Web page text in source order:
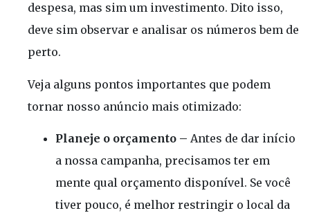
despesa, mas sim um investimento. Dito isso,
deve sim observar e analisar os números bem de
perto.
Veja alguns pontos importantes que podem
tornar nosso anúncio mais otimizado:
Planeje o orçamento – Antes de dar início
a nossa campanha, precisamos ter em
mente qual orçamento disponível. Se você
tiver pouco, é melhor restringir o local da